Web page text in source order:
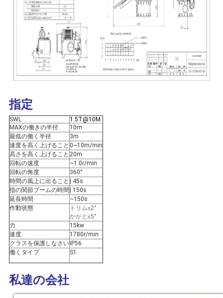
リ
シ
ー
指定
SWL
1.5T@10M
MAXの働きの半径
10m
最低の働く半径
3m
速度を高く上げること 0~10m/min
高さを高く上げること 20m
回転の速度
~1.0r/min
回転の角度
360°
時間の風上に出ること
| 45s
指の関節ブームの時間
| 150s
延長時間
~150s
作動状態
トリム≤2°
かかと≤5°
力
15kw
速度
1780r/min
クラスを保護しなさい IP56
働くタイプ
S1
私達の会社